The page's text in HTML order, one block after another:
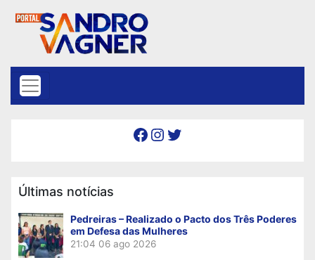
Facebook Instagram Twitter
Últimas notícias
Pedreiras – Realizado o Pacto dos Três Poderes
em Defesa das Mulheres
21:04 06 ago 2026